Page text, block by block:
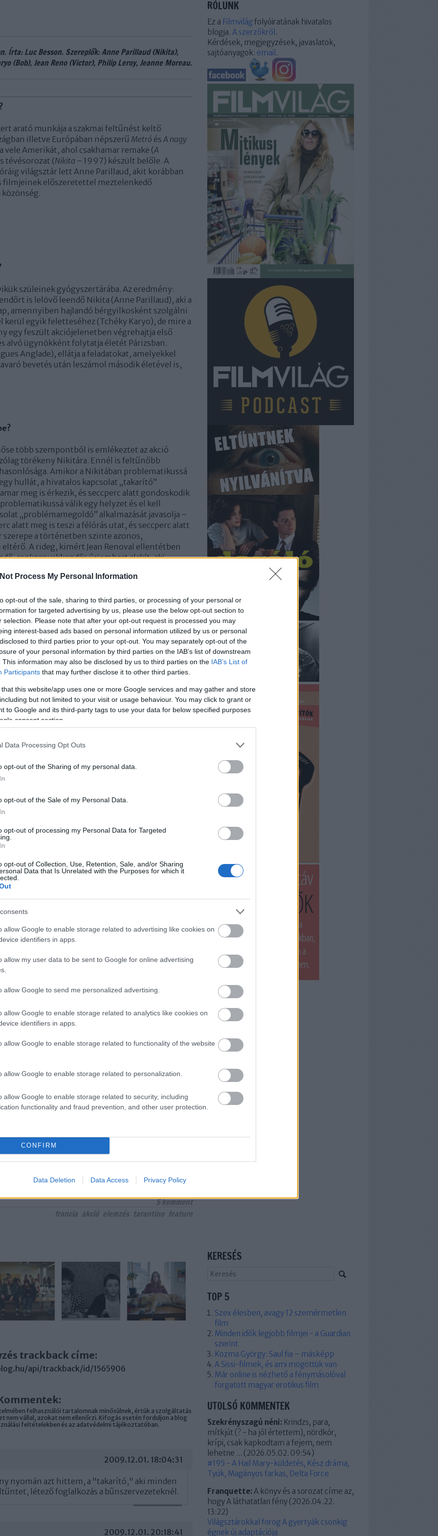
Process My Personal Information
opt-out of the sale, sharing to third parties, or processing of your personal or
for targeted advertising by us, please use the below opt-out section to
selection. Please note that after your opt-out request is processed you may
interest-based ads based on personal information utilized by us or personal
to third parties prior to your opt-out. You may separately opt-out of the
of your personal information by third parties on the IAB’s list of downstream
This information may also be disclosed by us to third parties on the IAB’s List of
Participants that may further disclose it to other third parties.
that this website/app uses one or more Google services and may gather and store
but not limited to your visit or usage behaviour. You may click to grant or
to Google and its third-party tags to use your data for below specified purposes
consent section.
Data Processing Opt Outs
opt-out of the Sharing of my personal data.
opt-out of the Sale of my Personal Data.
opt-out of processing my Personal Data for Targeted
opt-out of Collection, Use, Retention, Sale, and/or Sharing
Data that Is Unrelated with the Purposes for which it
allow Google to enable storage related to advertising like cookies on
identifiers in apps.
allow my user data to be sent to Google for online advertising
allow Google to send me personalized advertising.
allow Google to enable storage related to analytics like cookies on
identifiers in apps.
allow Google to enable storage related to functionality of the website
allow Google to enable storage related to personalization.
allow Google to enable storage related to security, including
functionality and fraud prevention, and other user protection.
CONFIRM
Data Deletion Data Access Privacy Policy
Írta: Luc Besson. Szereplők: Anne Parillaud (Nikita),
(Bob), Jean Reno (Victor), Philip Leroy, Jeanne Moreau.
arató munkája a szakmai feltűnést keltő
illetve Európában népszerű Metró és A nagy
Amerikát, ahol csakhamar remake (A
tévésorozat (Nikita – 1997) készült belőle. A
világsztár lett Anne Parillaud, akit korábban
filmjeinek előszeretettel meztelenkedő
szüleinek gyógyszertárába. Az eredmény:
is lelövő leendő Nikita (Anne Parillaud), aki a
amennyiben hajlandó bérgyilkosként szolgálni
kerül egyik feletteséhez (Tchéky Karyo), de mire a
egy feszült akciójelenetben végrehajtja első
alvó ügynökként folytatja életét Párizsban.
Anglade), ellátja a feladatokat, amelyekkel
bevetés után leszámol második életével is,
több szempontból is emlékeztet az akció
törékeny Nikitára. Ennél is feltűnőbb
Amikor a Nikitában problematikussá
hullát, a hivatalos kapcsolat „takarító”
meg is érkezik, és seccperc alatt gondoskodik
válik egy helyzet és el kell
„problémamegoldó” alkalmazását javasolja –
alatt meg is teszi a félórás utat, és seccperc alatt
a történetben szinte azonos,
A rideg, kimért Jean Renoval ellentétben
csokornyakkendős úriembert alakít, aki
A nyilvánvaló eltérések ellenére még
és a problémamegoldó rokonsága, ha
remake-jében Keitel alakította Victor szerepét.
„lopás”, vagy valami más?
lehet akár véletlen is. A Leone-kapcsolattal
nem egyértelmű, csak valószínű. QT és Besson
kevés a hasonlóság (a Ponyvaregény
a Victor személyiségét kibontóLeon, a profiáll
viszont nagyonis hasonló, és nehéz
ne ismerné európai kollégája filmjeit, vagy
Az eredetiben inkább vérfagyasztó
elemekkel való feldúsítása tökéletesen
de ha nagyon határozottan tagadná
érdemes lenne megfontolni az érveit.
a Virgin!– Verdikt
és ambiciózus filmjeivel Besson az
volt. Aztán a
kvázi megsértődött filmje ellentmondásos
dolgozó író-producerként éli ki filmes
vígjátékokkal és akciófilmekkel gyarapítva
persze nem von le semmit a korai művek
Tarantinótól egyaránt függetlenül – változatlanul
5komment
francia akció elemzés tarantino feature
trackback címe:
api/trackback/id/1565906
felhasználói tartalomnak minősülnek, értük a szolgáltatás
nem vállal, azokat nem ellenőrzi. Kifogás esetén forduljon a blog
feltételekben és az adatvédelmi tájékoztatóban.
2009.12.01. 18:04:31
nyomán azt hittem, a "takarító," aki minden
létező foglalkozás a bűnszervezeteknél.
2009.12.01. 20:18:41
RÓLUNK
Ez a Filmvilágfolyóiratának hivatalos
blogja. A szerzőkről .
Kérdések, megjegyzések, javaslatok,
sajtóanyagok: email .
EZT LÁTTUK LEGUTÓBB
Tweets by filmnaplo
KERESÉS
TOP 5
Szex élesben, avagy 12 szemérmetlen
film
Minden idők legjobb filmjei - a Guardian
szerint
Kozma György: Saul fia – másképp
A Sissi-filmek, és ami mögöttük van
Már online is nézhető a fénymásolóval
forgatott magyar erotikus film
UTOLSÓ KOMMENTEK
Szekrényszagú néni: Krindzs, para,
mítkjút (? - ha jól értettem), nördkór,
krípi, csak kapkodtam a fejem, nem
lehetne ... (2026.05.02. 09:54)
#195 - A Hail Mary-küldetés, Kész dráma,
Tyúk, Magányos farkas, Delta Force
Franquette: A könyv és a sorozat címe az,
hogy A láthatatlan fény (2026.04.22.
13:22)
Világsztárokkal forog A gyertyák csonkig
égnek új adaptációja